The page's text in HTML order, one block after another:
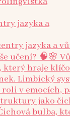
jazyka a